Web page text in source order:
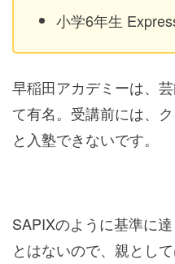
小学6年生
早稲田アカデミーは、
て有名。受講前には、
と入塾できないです。
SAPIXのように基準に
とはないので、親とし